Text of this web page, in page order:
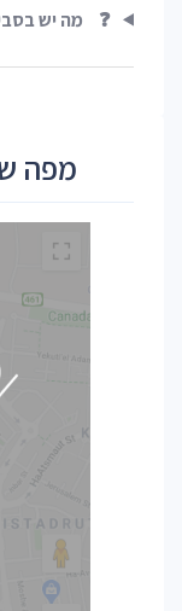
❓ מה יש
מפה